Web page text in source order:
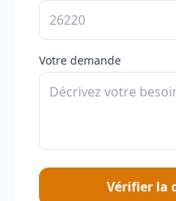
Votre demande
Vérifier la